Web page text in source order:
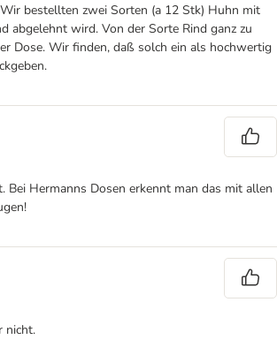
bestellten zwei Sorten (a 12 Stk) Huhn mit
abgelehnt wird. Von der Sorte Rind ganz zu
Dose. Wir finden, daß solch ein als hochwertig
Hermanns Dosen erkennt man das mit allen
nicht.